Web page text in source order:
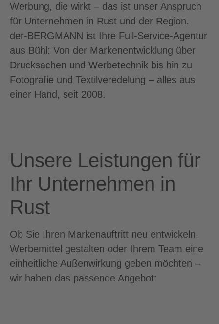
Werbung, die wirkt – das ist unser Anspruch
für Unternehmen in Rust und der Region.
der-BERGMANN ist Ihre Full-Service-Agentur
aus Bühl: Von der Markenentwicklung über
Drucksachen und Werbetechnik bis hin zu
Fotografie und Textilveredelung – alles aus
einer Hand, seit 2008.
Unsere Leistungen für
Ihr Unternehmen in
Rust
Ob Sie Ihren Markenauftritt neu entwickeln,
Werbemittel gestalten oder Ihrem Team eine
einheitliche Außenwirkung geben möchten –
wir haben das passende Angebot: